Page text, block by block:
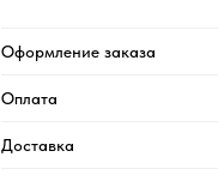
Оформление заказа
Оплата
Доставка